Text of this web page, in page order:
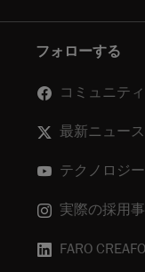
フォローする
コミュニテ
最新ニュー
テクノロジ
実際の採用
FARO